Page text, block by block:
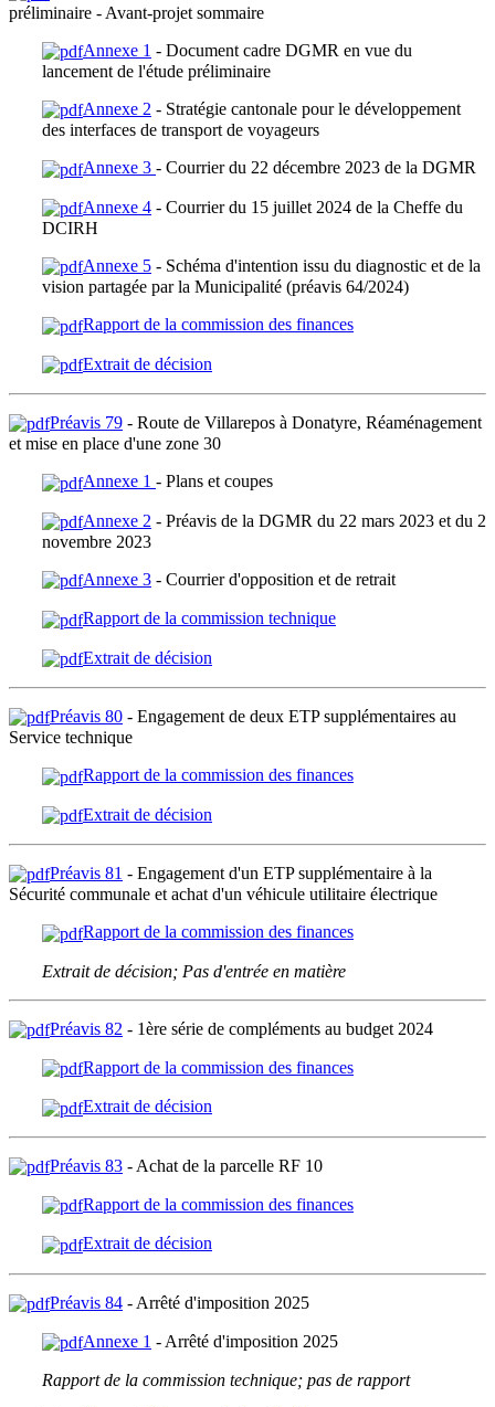
préliminaire - Avant-projet sommaire
Annexe 1 - Document cadre DGMR en vue du
lancement de l'étude préliminaire
Annexe 2 - Stratégie cantonale pour le développement
des interfaces de transport de voyageurs
Annexe 3 - Courrier du 22 décembre 2023 de la DGMR
Annexe 4 - Courrier du 15 juillet 2024 de la Cheffe du
DCIRH
Annexe 5 - Schéma d'intention issu du diagnostic et de la
vision partagée par la Municipalité (préavis 64/2024)
Rapport de la commission des finances
Extrait de décision
Préavis 79 - Route de Villarepos à Donatyre, Réaménagement
et mise en place d'une zone 30
Annexe 1 - Plans et coupes
Annexe 2 - Préavis de la DGMR du 22 mars 2023 et du 2
novembre 2023
Annexe 3 - Courrier d'opposition et de retrait
Rapport de la commission technique
Extrait de décision
Préavis 80 - Engagement de deux ETP supplémentaires au
Service technique
Rapport de la commission des finances
Extrait de décision
Préavis 81 - Engagement d'un ETP supplémentaire à la
Sécurité communale et achat d'un véhicule utilitaire électrique
Rapport de la commission des finances
Extrait de décision; Pas d'entrée en matière
Préavis 82 - 1ère série de compléments au budget 2024
Rapport de la commission des finances
Extrait de décision
Préavis 83 - Achat de la parcelle RF 10
Rapport de la commission des finances
Extrait de décision
Préavis 84 - Arrêté d'imposition 2025
Annexe 1 - Arrêté d'imposition 2025
Rapport de la commission technique; pas de rapport